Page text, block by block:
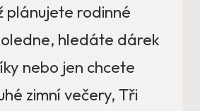
plánujete rodinné
hledáte dárek
nebo jen chcete
zimní večery, Tři